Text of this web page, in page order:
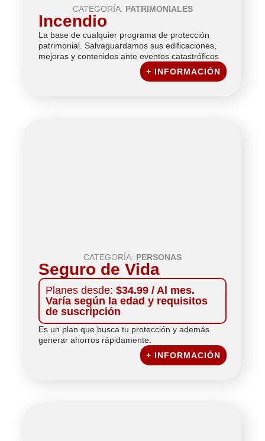
CATEGORÍA: PATRIMONIALES
Incendio
La base de cualquier programa de protección
patrimonial. Salvaguardamos sus edificaciones,
mejoras y contenidos ante eventos catastróficos
+ INFORMACIÓN
CATEGORÍA: PERSONAS
Seguro de Vida
Planes desde: $34.99 / Al mes.
Varía según la edad y requisitos
de suscripción
Es un plan que busca tu protección y además
generar ahorros rápidamente.
+ INFORMACIÓN